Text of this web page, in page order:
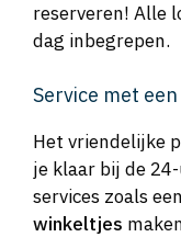
reserveren! Alle
dag inbegrepen.
Service met
Het vriendelijke
je klaar bij de
services zoals een
winkeltjes